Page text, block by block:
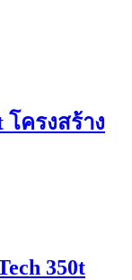
ครงสร้าง
350t